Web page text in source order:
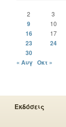
2
3
9 10
16
17
23 24
30
« Αυγ Οκτ »
Εκδόσεις